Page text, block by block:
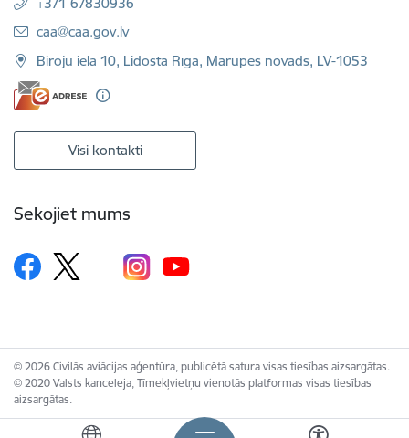
E-pasts:
caa@caa.gov.lv
Biroju iela 10, Lidosta Rīga, Mārupes novads, LV-1053
Visi kontakti
Sekojiet mums
© 2026 Civilās aviācijas aģentūra, publicētā satura visas tiesības aizsargātas.
© 2020 Valsts kanceleja, Tīmekļvietņu vienotās platformas visas tiesības
aizsargātas.